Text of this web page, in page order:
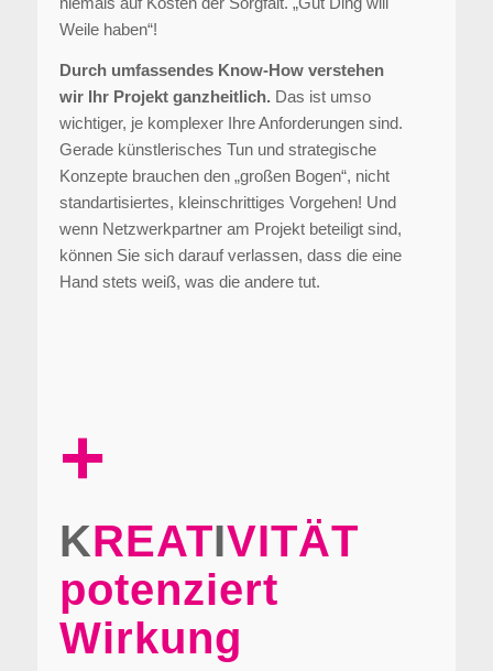
Weile haben“!
Durch umfassendes Know-How verstehen
wir Ihr Projekt ganzheitlich. Das ist umso
wichtiger, je komplexer Ihre Anforderungen sind.
Gerade künstlerisches Tun und strategische
Konzepte brauchen den „großen Bogen“, nicht
standartisiertes, kleinschrittiges Vorgehen! Und
wenn Netzwerkpartner am Projekt beteiligt sind,
können Sie sich darauf verlassen, dass die eine
Hand stets weiß, was die andere tut.
+
KREATIVITÄT
potenziert
Wirkung